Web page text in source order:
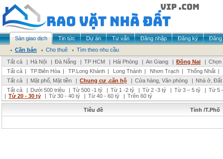
Sàn giao dịch Tin tức Dự án Tư vấn Đăng nhập Đăng ký
Đăng
Cần bán
Cho thuê
Tìm theo nhu cầu
Tất cả
| Hà Nội | Đà Nẵng | TP HCM | Hải Phòng | An Giang | Đồng Nai | Chọn
Tất cả | TP.Biên Hòa | TP.Long Khánh | Long Thành | Nhơn Trạch | Thống Nhất |
Tất cả
| Mặt phố, Mặt tiền | Chung cư ,căn hộ | Cửa hàng, Văn phòng | Nhà ở,
Tất cả
| Dưới 500 triệu | Từ 500 -1 tỷ | Từ 1 -2 tỷ | Từ 2 -3 tỷ | Từ 3 – 5 tỷ | Từ 5
| Từ 20 - 30 tỷ | Từ 30 - 40 tỷ | Từ 40 - 60 tỷ | Trên 60 tỷ
Tiêu đề Tỉnh /T.Phố